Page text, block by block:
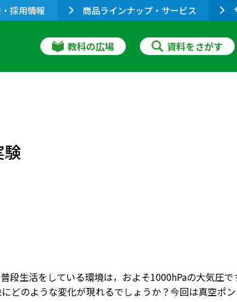
採用情報 商品ラインナップ・サービス
教科の広場 資料をさがす
験
段生活をしている環境は，およそ1000hPaの大気圧
どのような変化が現れるでしょうか？今回は真空ポ